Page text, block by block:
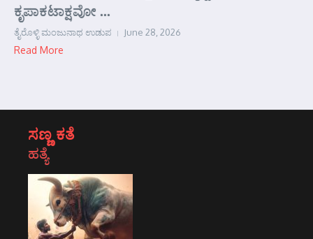
ಕೃಪಾಕಟಾಕ್ಷವೋ ...
ತೈರೊಳ್ಳಿ ಮಂಜುನಾಥ ಉಡುಪ June 28, 2026
Read More
ಸಣ್ಣ ಕತೆ
ಹತ್ಯೆ